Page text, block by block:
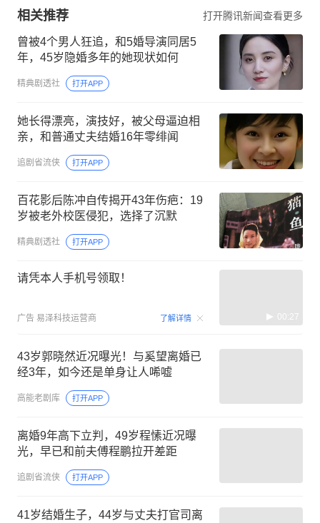
相关推荐 打开腾讯新闻查看更多
曾被4个男人狂追，和5婚导演同居5
年，45岁隐婚多年的她现状如何
精典剧透社 打开APP
她长得漂亮，演技好，被父母逼迫相
亲，和普通丈夫结婚16年零绯闻
追剧省流侠 打开APP
百花影后陈冲自传揭开43年伤疤：19
岁被老外校医侵犯，选择了沉默
精典剧透社 打开APP
请凭本人手机号领取！
广告 易泽科技运营商 了解详情 00:27
43岁郭晓然近况曝光！与奚望离婚已
经3年，如今还是单身让人唏嘘
高能老剧库 打开APP
离婚9年高下立判，49岁程愫近况曝
光，早已和前夫傅程鹏拉开差距
追剧省流侠 打开APP
41岁结婚生子，44岁与丈夫打官司离